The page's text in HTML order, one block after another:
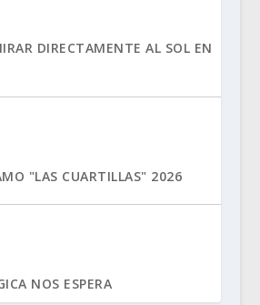
DIRECTAMENTE AL SOL EN
"LAS CUARTILLAS" 2026
NOS ESPERA